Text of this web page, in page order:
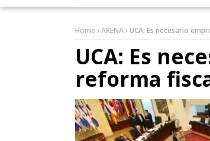
Home ARENA UCA: Es necesario
UCA: Es
reforma